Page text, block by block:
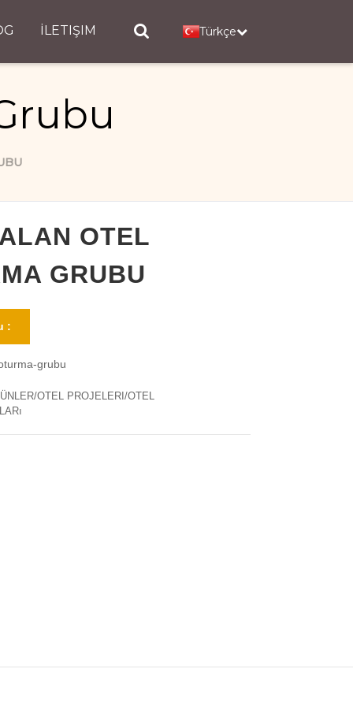
İLETIŞIM Türkçe
OTEL
GRUBU
:
grubu
OTEL PROJELERI/OTEL